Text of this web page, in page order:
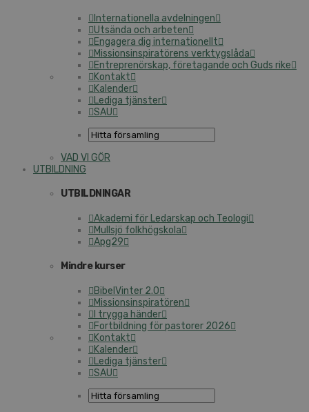
In­ter­na­tio­nel­la av­del­ning­en
Utsända och arbeten
Engagera dig in­ter­na­tio­nellt
Mis­sions­in­spi­ra­tö­rens verk­tygs­lå­da
Ent­re­pre­nör­skap, fö­re­ta­gan­de och Guds rike
Kontakt
Kalender
Lediga tjänster
SAU
VAD VI GÖR
UT­BILD­NING
UT­BILD­NING­AR
Akademi för Ledarskap och Teologi
Mullsjö folk­hög­sko­la
Apg29
Mindre kurser
Bi­bel­Vin­ter 2.0
Mis­sions­in­spi­ra­tö­ren
I trygga händer
Fort­bild­ning för pastorer 2026
Kontakt
Kalender
Lediga tjänster
SAU